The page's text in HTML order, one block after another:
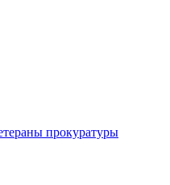
прокуратуры